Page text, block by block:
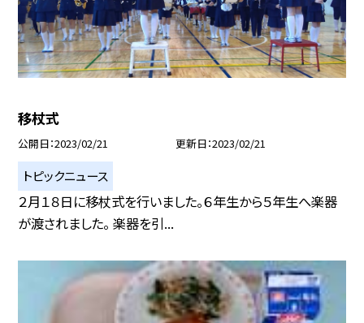
移杖式
公開日 2023/02/21 更新日 2023/02/21
トピックニュース
２月１８日に移杖式を行いました。６年生から５年生へ楽器
が渡されました。 楽器を引...